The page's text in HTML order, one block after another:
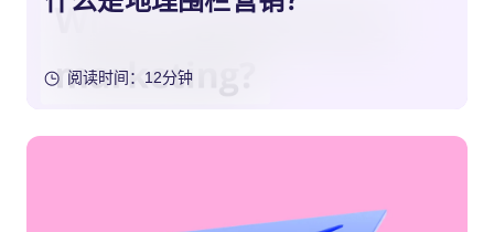
阅读时间：12分钟